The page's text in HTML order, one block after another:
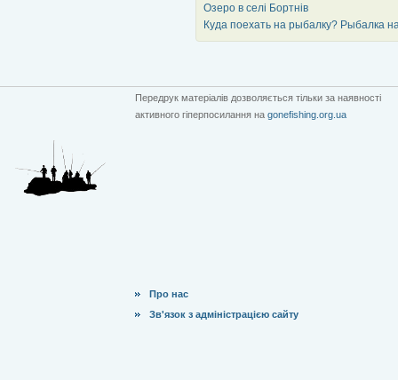
Озеро в селі Бортнів
Куда поехать на рыбалку? Рыбалка
Передрук матеріалів дозволяється тільки за наявності
активного гіперпосилання на gonefishing.org.ua
Про нас
Зв'язок з адміністрацією сайту